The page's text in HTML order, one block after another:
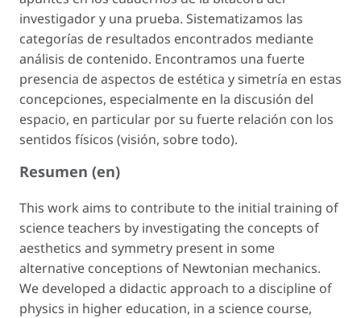
investigador y una prueba. Sistematizamos las
categorías de resultados encontrados mediante
análisis de contenido. Encontramos una fuerte
presencia de aspectos de estética y simetría en estas
concepciones, especialmente en la discusión del
espacio, en particular por su fuerte relación con los
sentidos físicos (visión, sobre todo).
Resumen (en)
This work aims to contribute to the initial training of
science teachers by investigating the concepts of
aesthetics and symmetry present in some
alternative conceptions of Newtonian mechanics.
We developed a didactic approach to a discipline of
physics in higher education, in a science course,